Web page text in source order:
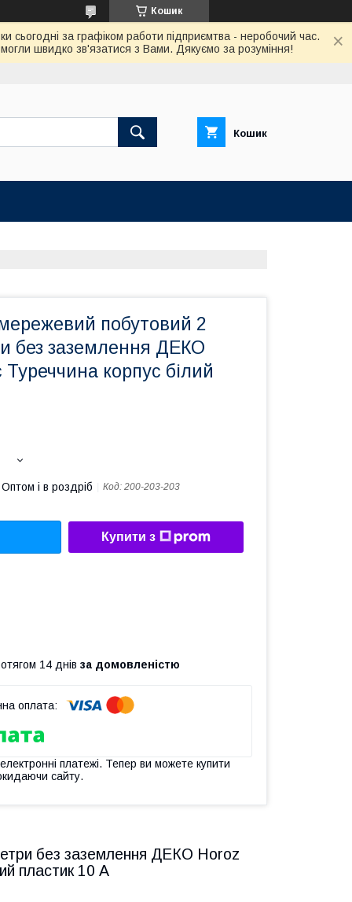
Кошик
сьогодні за графіком работи підприємтва - неробочий час.
швидко зв'язатися з Вами. Дякуємо за розуміння!
Кошик
побутовий 2
без заземлення ДЕКО
корпус білий
Оптом і в роздріб Код: 200-203-203
Купити з
14 днів за домовленістю
платежі. Тепер ви можете купити
сайту.
без заземлення ДЕКО Horoz
пластик 10 А